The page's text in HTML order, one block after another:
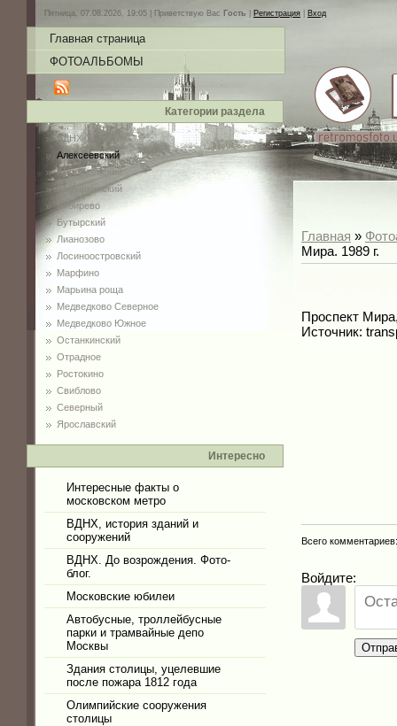
Пятница, 07.08.2026, 19:05 | Приветствую Вас Гость Регистрация Вход
Главная страница
ФОТОАЛЬБОМЫ
Категории раздела
ВДНХ
Алексеевский
Алтуфьевский
Бабушкинский
Бибирево
Бутырский
Лианозово
Лосиноостровский
Марфино
Марьина роща
Медведково Северное
Медведково Южное
Останкинский
Отрадное
Ростокино
Свиблово
Северный
Ярославский
Интересно
Интересные факты о
московском метро
ВДНХ, история зданий и
сооружений
ВДНХ. До возрождения. Фото-
блог.
Московские юбилеи
Автобусные, троллейбусные
парки и трамвайные депо
Москвы
Здания столицы, уцелевшие
после пожара 1812 года
Олимпийские сооружения
столицы
Главная »
Мира. 1989 г.
Проспект
Источник:
Всего комментариев
Войдите: